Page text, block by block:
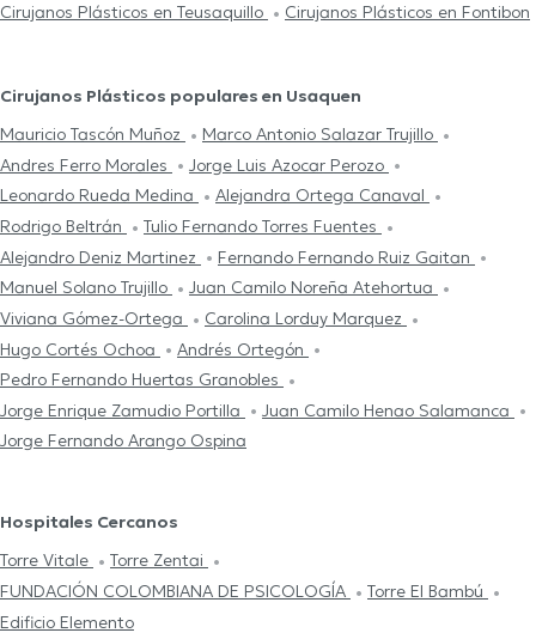
Cirujanos Plásticos en Teusaquillo
Cirujanos Plásticos en Fontibon
Cirujanos Plásticos populares en Usaquen
Mauricio Tascón Muñoz
Marco Antonio Salazar Trujillo
Andres Ferro Morales
Jorge Luis Azocar Perozo
Leonardo Rueda Medina
Alejandra Ortega Canaval
Rodrigo Beltrán
Tulio Fernando Torres Fuentes
Alejandro Deniz Martinez
Fernando Fernando Ruiz Gaitan
Manuel Solano Trujillo
Juan Camilo Noreña Atehortua
Viviana Gómez-Ortega
Carolina Lorduy Marquez
Hugo Cortés Ochoa
Andrés Ortegón
Pedro Fernando Huertas Granobles
Jorge Enrique Zamudio Portilla
Juan Camilo Henao Salamanca
Jorge Fernando Arango Ospina
Hospitales Cercanos
Torre Vitale
Torre Zentai
FUNDACIÓN COLOMBIANA DE PSICOLOGÍA
Torre El Bambú
Edificio Elemento